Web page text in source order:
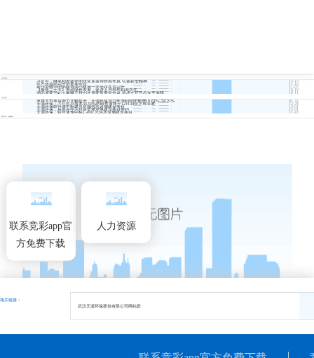
行业动态
习近平：继承和发扬党的优良革命传统和作风 弘扬延安精神 12-15
生态环境部召开部常务会议 11-16
新污染物治理部际协调小组第一次会议在京召开 11-07
【聚焦二十大】推动绿色发展，促进人与自然和谐共生 10-18
湖北省委书记王蒙徽主持召开省委常委会会议 坚决守住生态安全底线 10-11
企业公告
承接大型项目能力大幅提升，天源环保2022年净利同比预增18.61%–34.21% 01-31
天源环保：占公司总股本33.93%的限售股将于12月30日上市流通 12-28
天源环保联合体中标建水县城供水设施建设项目 12-01
天源环保：获嘉县生活垃圾焚烧发电建设项目签约 12-01
天源环保：联合体预中标1.49亿元供水设施建设项目 11-18
图片中心 视频中心
联系竞彩app官
方免费下载
人力资源
相关链接：
武汉天源环保股份有限公司网站群